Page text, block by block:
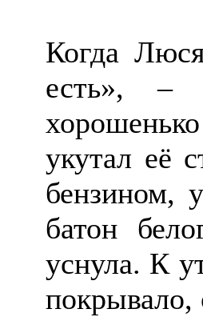
Когда
есть», –
укутал её
бензином,
батон
уснула. К
покрывало,